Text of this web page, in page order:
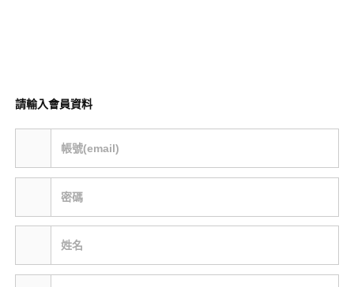
請輸入會員資料
帳號(email)
密碼
姓名